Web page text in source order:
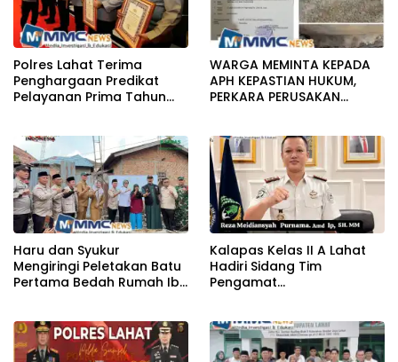
Polres Lahat Terima
Penghargaan Predikat
Pelayanan Prima Tahun
WARGA MEMINTA KEPADA
APH KEPASTIAN HUKUM,
PERKARA PERUSAKAN
Haru dan Syukur
Mengiringi Peletakan Batu
Pertama Bedah Rumah Ibu
Kalapas Kelas II A Lahat
Hadiri Sidang Tim
Pengamat
DirJenPas Sumsel Dan
Bapas Kelas II Lahat